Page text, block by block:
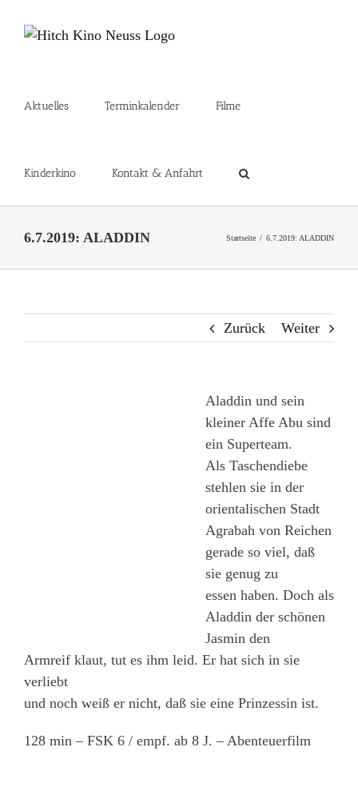
Inhalt
Aktuelles Terminkalender Filme
Kinderkino Kontakt & Anfahrt
6.7.2019: ALADDIN Startseite 6.7.2019: ALADDIN
Zurück Weiter
Aladdin und sein
kleiner Affe Abu sind
ein Superteam.
Als Taschendiebe
stehlen sie in der
orientalischen Stadt
Agrabah von Reichen
gerade so viel, daß
sie genug zu
essen haben. Doch als
Aladdin der schönen
Jasmin den
Armreif klaut, tut es ihm leid. Er hat sich in sie
verliebt
und noch weiß er nicht, daß sie eine Prinzessin ist.
128 min – FSK 6 / empf. ab 8 J. – Abenteuerfilm